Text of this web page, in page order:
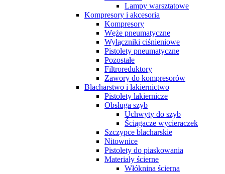
Lampy warsztatowe
Kompresory i akcesoria
Kompresory
Węże pneumatyczne
Wyłączniki ciśnieniowe
Pistolety pneumatyczne
Pozostałe
Filtroreduktory
Zawory do kompresorów
Blacharstwo i lakiernictwo
Pistolety lakiernicze
Obsługa szyb
Uchwyty do szyb
Ściągacze wycieraczek
Szczypce blacharskie
Nitownice
Pistolety do piaskowania
Materiały ścierne
Włóknina ścierna